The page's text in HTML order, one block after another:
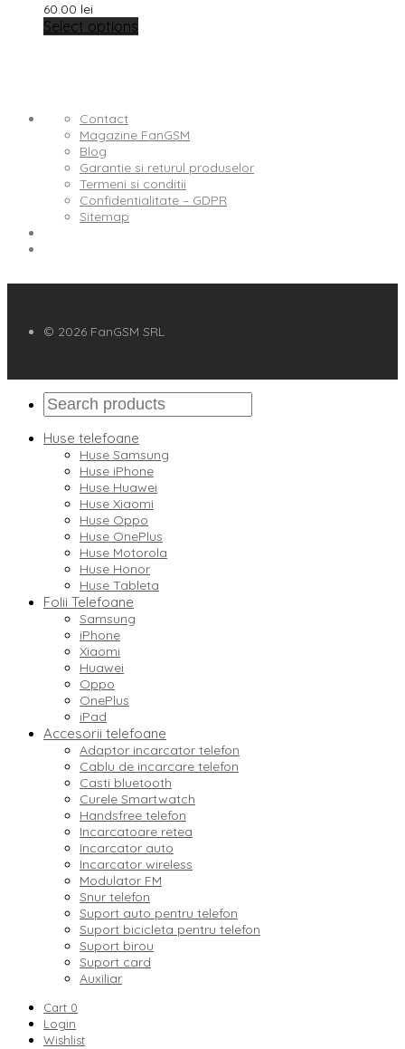
60.00 lei
Select options
Contact
Magazine FanGSM
Blog
Garantie si returul produselor
Termeni si conditii
Confidentialitate – GDPR
Sitemap
© 2026 FanGSM SRL
Huse telefoane
Huse Samsung
Huse iPhone
Huse Huawei
Huse Xiaomi
Huse Oppo
Huse OnePlus
Huse Motorola
Huse Honor
Huse Tableta
Folii Telefoane
Samsung
iPhone
Xiaomi
Huawei
Oppo
OnePlus
iPad
Accesorii telefoane
Adaptor incarcator telefon
Cablu de incarcare telefon
Casti bluetooth
Curele Smartwatch
Handsfree telefon
Incarcatoare retea
Incarcator auto
Incarcator wireless
Modulator FM
Snur telefon
Suport auto pentru telefon
Suport bicicleta pentru telefon
Suport birou
Suport card
Auxiliar
Cart 0
Login
Wishlist